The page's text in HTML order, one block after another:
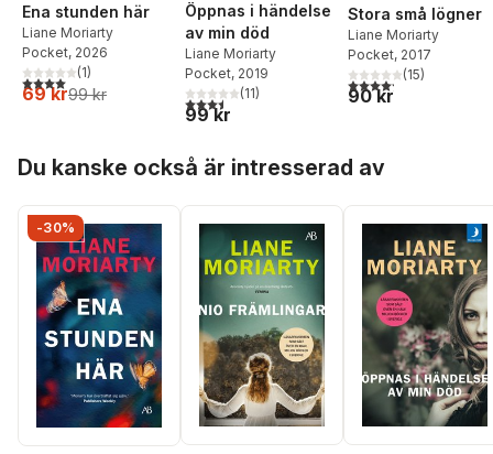
Ena stunden här
Liane Moriarty
Pocket, 2026
4,0utav 5 stjärnor. Totalt antal röster:
(1)
69 kr99 kr
Öppnas i händelse
av min död
Liane Moriarty
Pocket, 2019
3,5utav 5 stjärnor. Totalt antal röster:
(11)
99 kr
Stora små lögner
Liane Moriarty
Pocket, 2017
4,2utav 5 stjärnor.
(15)
90 kr
Du kanske också är intresserad av
-30%